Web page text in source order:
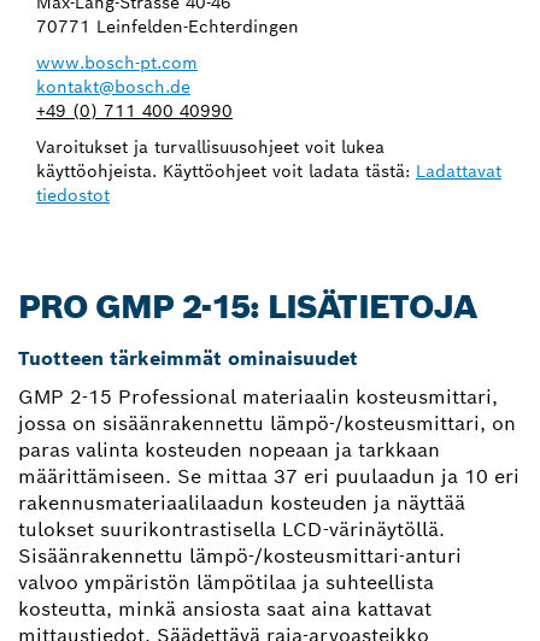
70771 Leinfelden-Echterdingen
www.bosch-pt.com
kontakt@bosch.de
+49 (0) 711 400 40990
Varoitukset ja turvallisuusohjeet voit lukea
käyttöohjeista. Käyttöohjeet voit ladata tästä: Ladattavat
tiedostot
PRO GMP 2-15: LISÄTIETOJA
Tuotteen tärkeimmät ominaisuudet
GMP 2-15 Professional materiaalin kosteusmittari,
jossa on sisäänrakennettu lämpö-/kosteusmittari, on
paras valinta kosteuden nopeaan ja tarkkaan
määrittämiseen. Se mittaa 37 eri puulaadun ja 10 eri
rakennusmateriaalilaadun kosteuden ja näyttää
tulokset suurikontrastisella LCD-värinäytöllä.
Sisäänrakennettu lämpö-/kosteusmittari-anturi
valvoo ympäristön lämpötilaa ja suhteellista
kosteutta, minkä ansiosta saat aina kattavat
mittaustiedot. Säädettävä raja-arvoasteikko